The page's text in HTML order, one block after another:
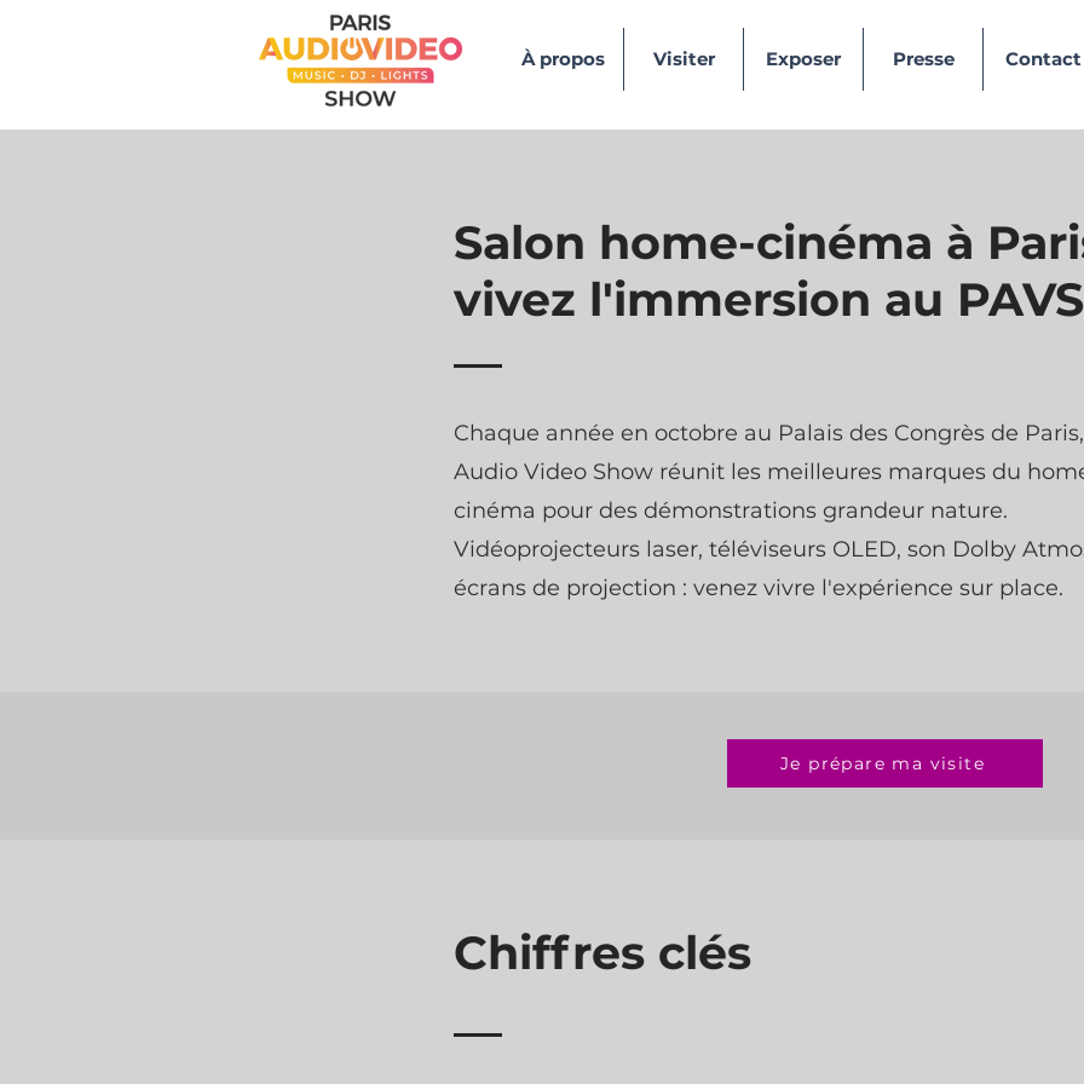
À propos Visiter Exposer Presse Contact
Salon home-cinéma à
vivez l'immersion au PAVS
Chaque année en octobre au Palais des Congrès de
Audio Video Show réunit les meilleures marques du
cinéma pour des démonstrations grandeur nature.
Vidéoprojecteurs laser, téléviseurs OLED, son Dolby
écrans de projection : venez vivre l'expérience sur place.
Je prépare ma visite
Chiffres clés